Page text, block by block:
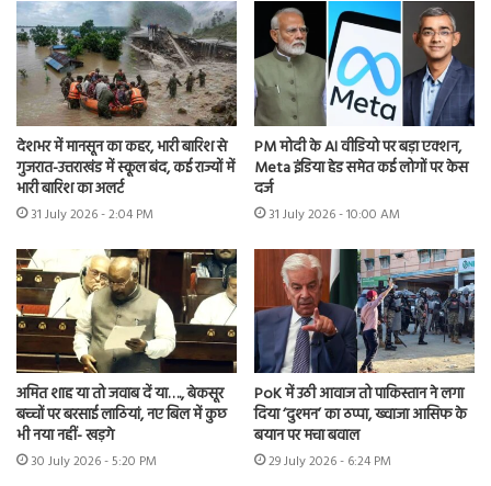
देशभर में मानसून का कहर, भारी बारिश से
गुजरात-उत्तराखंड में स्कूल बंद, कई राज्यों में
भारी बारिश का अलर्ट
31 July 2026 - 2:04 PM
PM मोदी के AI वीडियो पर बड़ा एक्शन,
Meta इंडिया हेड समेत कई लोगों पर केस
दर्ज
31 July 2026 - 10:00 AM
अमित शाह या तो जवाब दें या…., बेकसूर
बच्चों पर बरसाई लाठियां, नए बिल में कुछ
भी नया नहीं- खड़गे
30 July 2026 - 5:20 PM
PoK में उठी आवाज तो पाकिस्तान ने लगा
दिया ‘दुश्मन’ का ठप्पा, ख्वाजा आसिफ के
बयान पर मचा बवाल
29 July 2026 - 6:24 PM